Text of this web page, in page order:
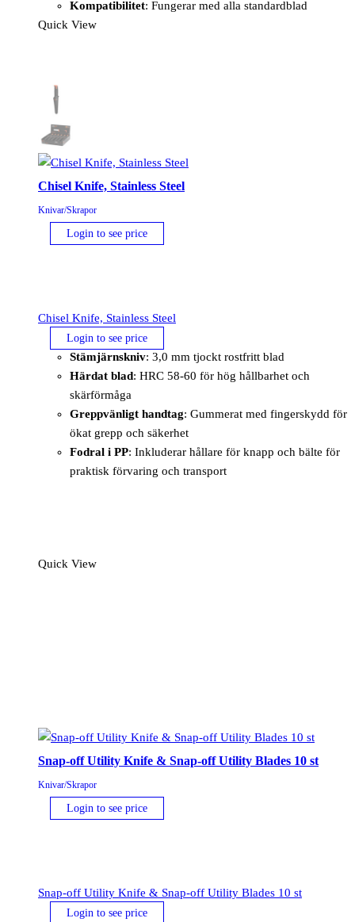
Kompatibilitet: Fungerar med alla standardblad
Quick View
Chisel Knife, Stainless Steel
Knivar/Skrapor
Login to see price
Chisel Knife, Stainless Steel
Login to see price
Stämjärnskniv: 3,0 mm tjockt rostfritt blad
Härdat blad: HRC 58-60 för hög hållbarhet och
skärförmåga
Greppvänligt handtag: Gummerat med fingerskydd för
ökat grepp och säkerhet
Fodral i PP: Inkluderar hållare för knapp och bälte för
praktisk förvaring och transport
Quick View
Snap-off Utility Knife & Snap-off Utility Blades 10 st
Knivar/Skrapor
Login to see price
Snap-off Utility Knife & Snap-off Utility Blades 10 st
Login to see price